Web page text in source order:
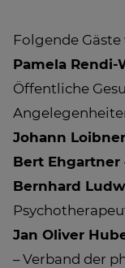
Folgende
Pamela Rendi-
Öffentliche
Johann Loibner
Bert Ehgartner
Bernhard
Jan Oliver
– Verband der